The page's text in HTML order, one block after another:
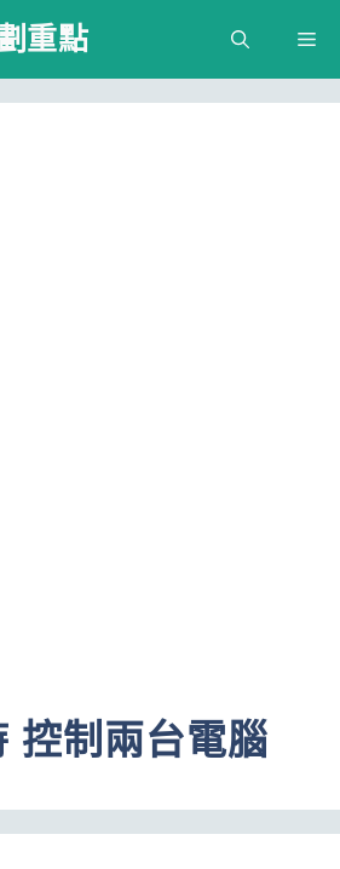
重點
控制兩台電腦